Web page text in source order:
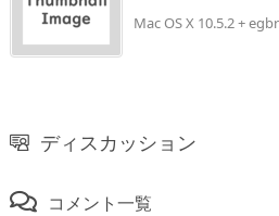
Mac OS X 10.5.2 +
ディスカッション
コメント一覧